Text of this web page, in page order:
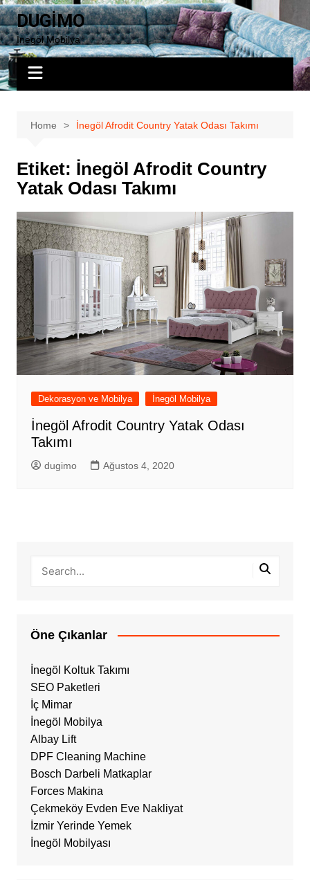
Skip
to
content
DUGİMO
İnegöl Mobilya
Home İnegöl Afrodit Country Yatak Odası Takımı
Etiket: İnegöl Afrodit Country
Yatak Odası Takımı
Dekorasyon ve Mobilya İnegöl Mobilya
İnegöl Afrodit Country Yatak Odası
Takımı
dugimo Ağustos 4, 2020
Öne Çıkanlar
İnegöl Koltuk Takımı
SEO Paketleri
İç Mimar
İnegöl Mobilya
Albay Lift
DPF Cleaning Machine
Bosch Darbeli Matkaplar
Forces Makina
Çekmeköy Evden Eve Nakliyat
İzmir Yerinde Yemek
İnegöl Mobilyası